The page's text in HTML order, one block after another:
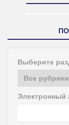
Выберите
Электронный